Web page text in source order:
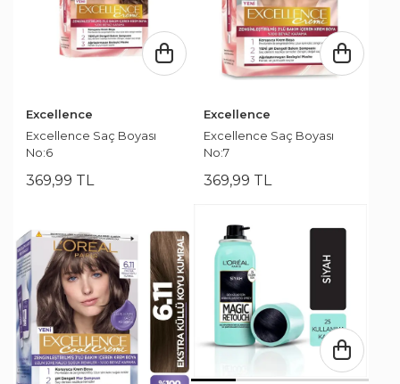
Excellence
Excellence Saç Boyası
No:6
369,99 TL
Excellence
Excellence Saç Boyası
No:7
369,99 TL